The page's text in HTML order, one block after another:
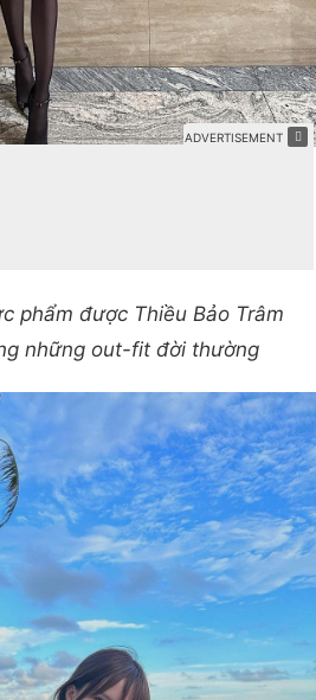
phẩm được Thiều Bảo Trâm
những out-fit đời thường